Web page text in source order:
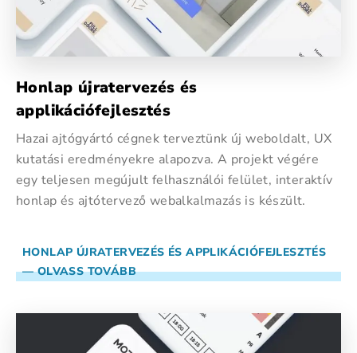
Honlap újratervezés és
applikációfejlesztés
Hazai ajtógyártó cégnek terveztünk új weboldalt, UX
kutatási eredményekre alapozva. A projekt végére
egy teljesen megújult felhasználói felület, interaktív
honlap és ajtótervező webalkalmazás is készült.
HONLAP ÚJRATERVEZÉS ÉS APPLIKÁCIÓFEJLESZTÉS
— OLVASS TOVÁBB